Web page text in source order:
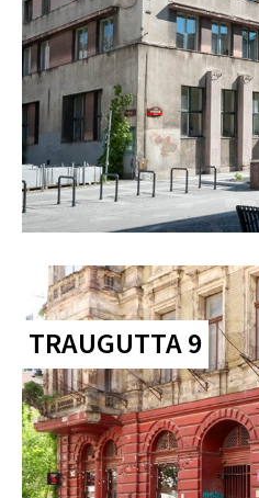
TRAUGUTTA 9